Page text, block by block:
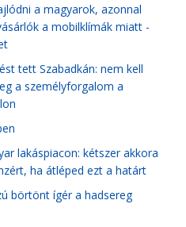
a magyarok, azonnal
a mobilklímák miatt -
tett Szabadkán: nem kell
a személyforgalom a
lakáspiacon: kétszer akkora
ha átléped ezt a határt
börtönt ígér a hadsereg